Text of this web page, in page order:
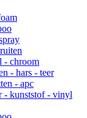
- chroom
- hars - teer
- apc
- kunststof - vinyl